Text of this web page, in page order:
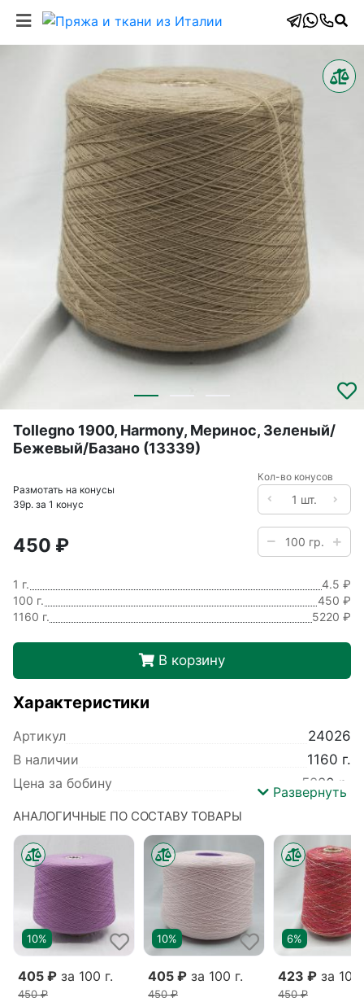
Tollegno 1900, Harmony, Меринос, Зеленый/
Бежевый/Базано (13339)
Размотать на конусы
39р. за 1 конус
Кол-во конусов
450 ₽
1 г.
4.5 ₽
100 г.
450 ₽
1160 г.
5220 ₽
В корзину
Характеристики
Артикул
24026
В наличии
1160 г.
Цена за бобину
5220 р.
Коллекция
Harmony
Базовый цвет
Зеленый
Бежевый
Метраж
1500 м/100 гр
Цвет
Базано (13339)
Детальный состав
Меринос 100%
Развернуть
АНАЛОГИЧНЫЕ ПО СОСТАВУ ТОВАРЫ
10%
405 ₽ за 100 г.
450 ₽
10%
405 ₽ за 100 г.
450 ₽
6%
423 ₽ за 100
450 ₽